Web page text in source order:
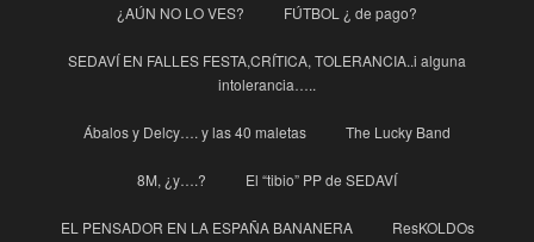
¿AÚN NO LO VES? FÚTBOL ¿ de pago?
SEDAVÍ EN FALLES FESTA,CRÍTICA, TOLERANCIA..i alguna
intolerancia…..
Ábalos y Delcy…. y las 40 maletas The Lucky Band
8M, ¿y….? El “tibio” PP de SEDAVÍ
EL PENSADOR EN LA ESPAÑA BANANERA ResKOLDOs